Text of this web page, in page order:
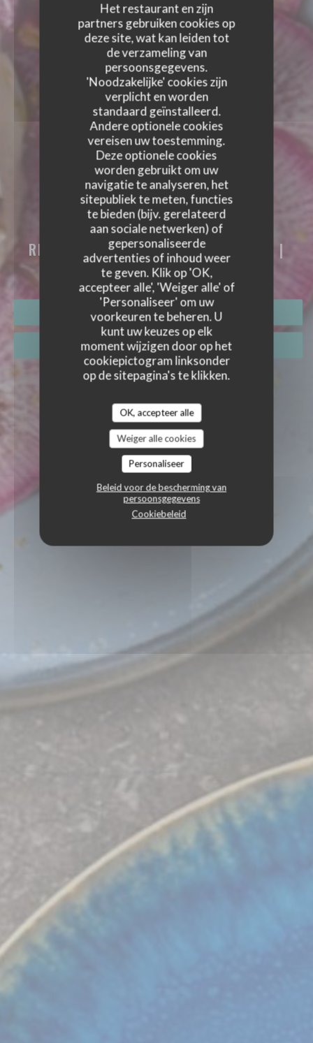
Het restaurant en zijn
partners gebruiken cookies op
deze site, wat kan leiden tot
de verzameling van
persoonsgegevens.
'Noodzakelijke' cookies zijn
verplicht en worden
standaard geïnstalleerd.
Andere optionele cookies
vereisen uw toestemming.
Deze optionele cookies
worden gebruikt om uw
navigatie te analyseren, het
sitepubliek te meten, functies
te bieden (bijv. gerelateerd
aan sociale netwerken) of
gepersonaliseerde
advertenties of inhoud weer
te geven. Klik op 'OK,
accepteer alle', 'Weiger alle' of
'Personaliseer' om uw
voorkeuren te beheren. U
kunt uw keuzes op elk
moment wijzigen door op het
cookiepictogram linksonder
op de sitepagina's te klikken.
OK, accepteer alle
Weiger alle cookies
Personaliseer
Beleid voor de bescherming van
persoonsgegevens
Cookiebeleid
CÔTÉ ZINC
CÔTÉ ZINC
RESTAURANT - TAPASBAR - WIJNBAR |
BORDEAUX
RESERVEER EEN TAFEL
AFHAAL